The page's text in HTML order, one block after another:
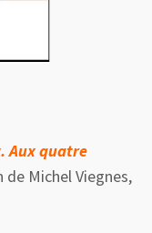
Aux quatre
Michel Viegnes,